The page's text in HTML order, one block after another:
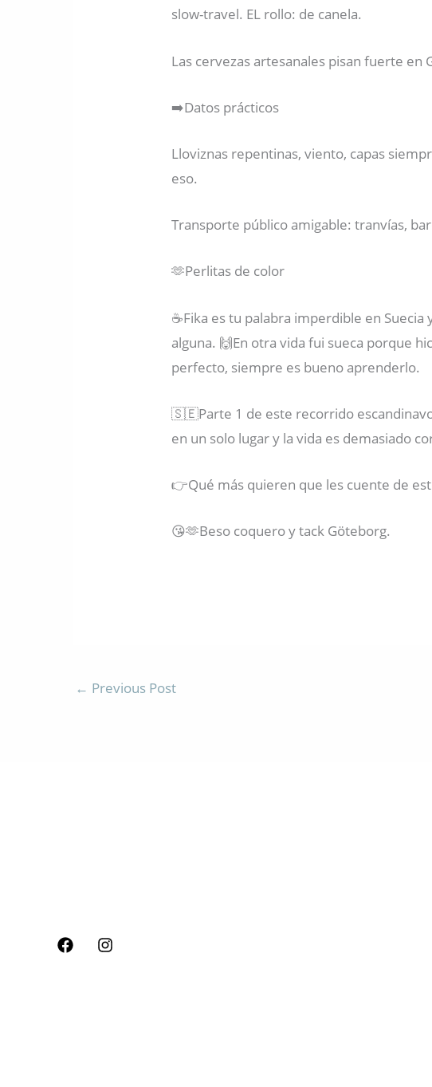
slow-travel. EL rollo: de canela.
Las cervezas artesanales pisan fuerte
➡️Datos prácticos
Lloviznas repentinas, viento, capas
eso.
Transporte público amigable: tranvías,
🫶Perlitas de color
☕️Fika es tu palabra imperdible en
alguna. 🙌En otra vida fui sueca porque
perfecto, siempre es bueno aprenderlo.
🇸🇪Parte 1 de este recorrido
en un solo lugar y la vida es demasiado
👉Qué más quieren que les cuente de
😘🫶Beso coquero y tack Göteborg.
← Previous Post